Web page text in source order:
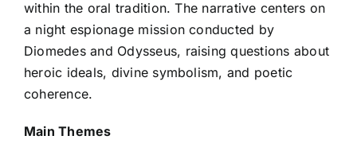
within the oral tradition. The narrative centers on
a night espionage mission conducted by
Diomedes and Odysseus, raising questions about
heroic ideals, divine symbolism, and poetic
coherence.
Main Themes